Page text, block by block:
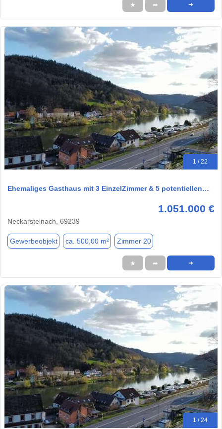
★ ➦ ➜
1 / 22
Ehemaliges Gasthaus mit 3 EinzelZimmer & 5 potentiellen…
1.051.000 €
Neckarsteinach, 69239
Gewerbeobjekt ca. 500,00 m² Zimmer 20
★ ➦ ➜
1 / 24